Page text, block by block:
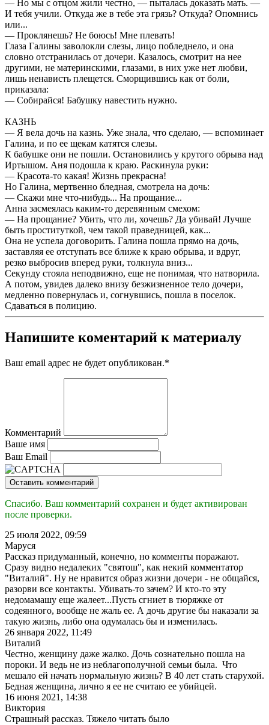
— Но мы с отцом жили честно, — пыталась доказать мать. —
И тебя учили. Откуда же в тебе эта грязь? Откуда? Опомнись
или...
— Проклянешь? Не боюсь! Мне плевать!
Глаза Галины заволокли слезы, лицо побледнело, и она
словно отстранилась от дочери. Казалось, смотрит на нее
другими, не материнскими, глазами, в них уже нет любви,
лишь ненависть плещется. Сморщившись как от боли,
приказала:
— Собирайся! Бабушку навестить нужно.
КАЗНЬ
— Я вела дочь на казнь. Уже знала, что сделаю, — вспоминает
Галина, и по ее щекам катятся слезы.
К бабушке они не пошли. Остановились у крутого обрыва над
Иртышом. Аня подошла к краю. Раскинула руки:
— Красота-то какая! Жизнь прекрасна!
Но Галина, мертвенно бледная, смотрела на дочь:
— Скажи мне что-нибудь... На прощание...
Анна засмеялась каким-то деревянным смехом:
— На прощание? Убить, что ли, хочешь? Да убивай! Лучше
быть проституткой, чем такой праведницей, как...
Она не успела договорить. Галина пошла прямо на дочь,
заставляя ее отступать все ближе к краю обрыва, и вдруг,
резко выбросив вперед руки, толкнула вниз...
Секунду стояла неподвижно, еще не понимая, что натворила.
А потом, увидев далеко внизу безжизненное тело дочери,
медленно повернулась и, согнувшись, пошла в поселок.
Сдаваться в полицию.
Напишите коментарий к материалу
Ваш email адрес не будет опубликован.*
Комментарий
Ваше имя
Ваш Email
Оставить комментарий
Спасибо. Ваш комментарий сохранен и будет активирован
после проверки.
25 июля 2022, 09:59
Маруся
Рассказ придуманный, конечно, но комменты поражают.
Сразу видно недалеких "святош", как некий комментатор
"Виталий". Ну не нравится образ жизни дочери - не общайся,
разорви все контакты. Убивать-то зачем? И кто-то эту
недомамашу еще жалеет...Пусть сгниет в тюряжке от
содеянного, вообще не жаль ее. А дочь другие бы наказали за
такую жизнь, либо она одумалась бы и изменилась.
26 января 2022, 11:49
Виталий
Честно, женщину даже жалко. Дочь сознательно пошла на
пороки. И ведь не из неблагополучной семьи была. Что
мешало ей начать нормальную жизнь? В 40 лет стать старухой.
Бедная женщина, лично я ее не считаю ее убийцей.
16 июня 2021, 14:38
Виктория
Страшный рассказ. Тяжело читать было